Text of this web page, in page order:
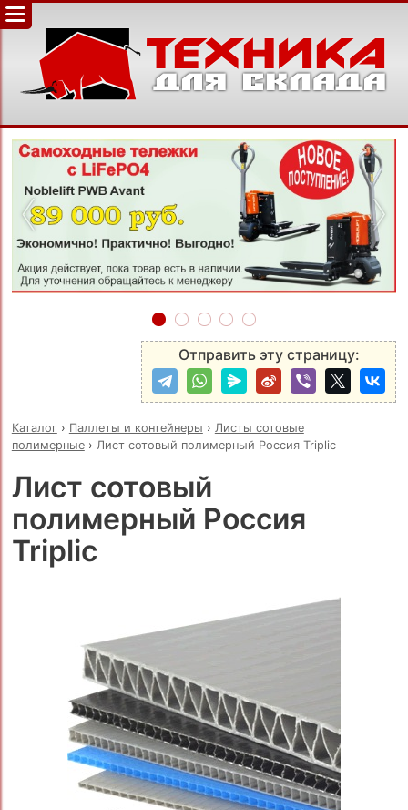
‹ ›
Отправить эту страницу:
Каталог› Паллеты и контейнеры › Листы сотовые
полимерные› Лист сотовый полимерный Россия Triplic
Лист сотовый
полимерный Россия
Triplic